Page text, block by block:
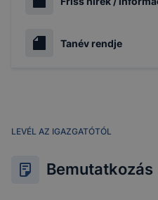
Tanév rendje
LEVÉL AZ IGAZGATÓTÓL
Bemutatkozás